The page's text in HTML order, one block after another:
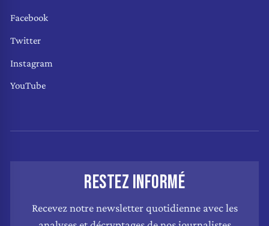
Facebook
Twitter
Instagram
YouTube
RESTEZ INFORMÉ
Recevez notre newsletter quotidienne avec les